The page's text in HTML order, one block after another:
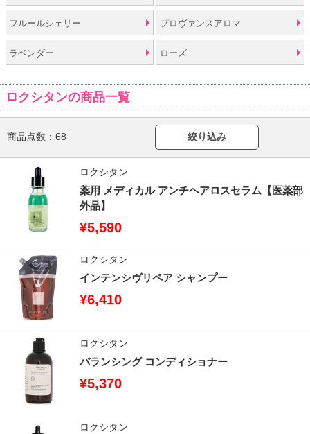
フルールシェリー プロヴァンスアロマ
ラベンダー ローズ
ロクシタンの商品一覧
商品点数： 68 絞り込み
ロクシタン
薬用 メディカル アンチヘアロスセラム【医薬部
外品】
¥5,590
ロクシタン
インテンシヴリペア シャンプー
¥6,410
ロクシタン
バランシング コンディショナー
¥5,370
ロクシタン